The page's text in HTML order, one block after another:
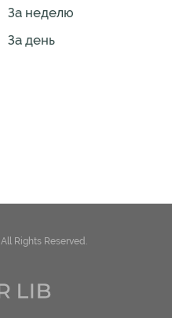
За неделю
За день
Rights Reserved.